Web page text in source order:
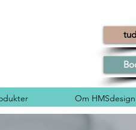
Om HMSdesign